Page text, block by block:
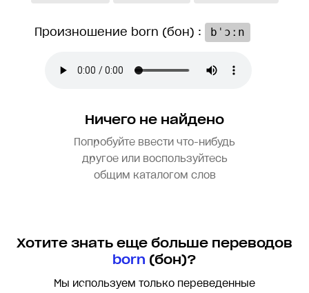
Произношение born (бон) : bˈɔːn
Ничего не найдено
Попробуйте ввести что-нибудь
другое или воспользуйтесь
общим каталогом слов
Хотите знать еще больше переводов
born (бон)?
Мы используем только переведенные